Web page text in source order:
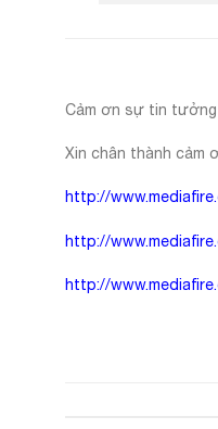
Cảm ơn sự tin
Xin chân thành cảm
http://
http://
http://